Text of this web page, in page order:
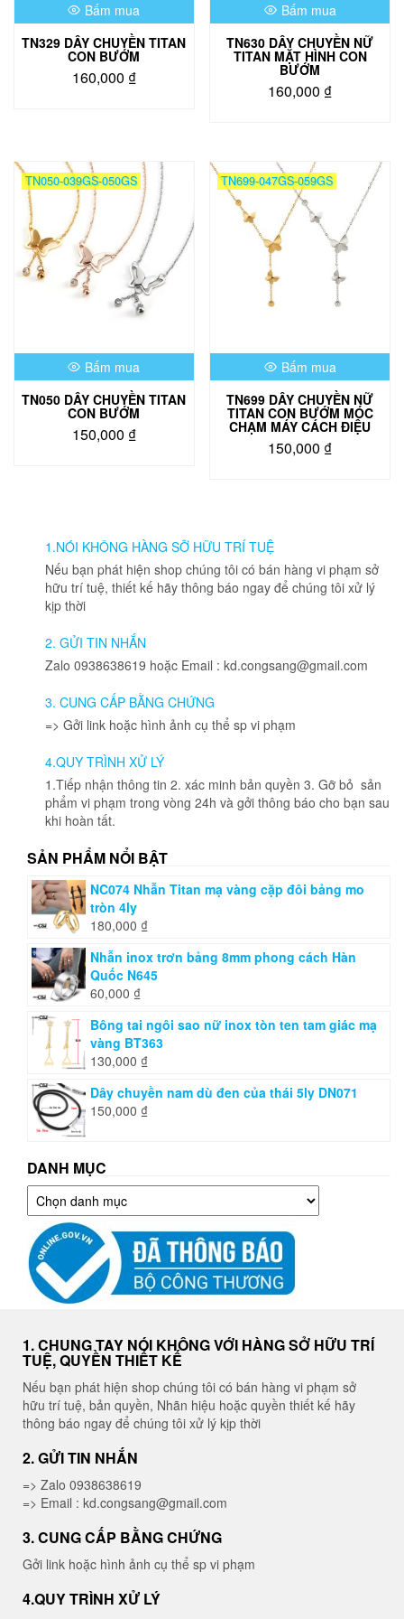
trang
sản
phẩm
trên
sản
phẩm
Bấm mua
TN329 DÂY CHUYỀN TITAN
CON BƯỚM
160,000 ₫
nhiều
biến
tùy
chọn
thể
được
trên
trang
sản
phẩm
Bấm mua
TN630 DÂY CHUYỀN NỮ
TITAN MẶT HÌNH CON
BƯỚM
160,000 ₫
có
nhiều
biến
thể.
chọn
trên
sản
phẩm
TN050-039GS-050GS
Bấm mua
TN050 DÂY CHUYỀN TITAN
CON BƯỚM
150,000 ₫
biến
thể.
Các
có
thể
chọn
trên
trang
phẩm
TN699-047GS-059GS
Bấm mua
TN699 DÂY CHUYỀN NỮ
TITAN CON BƯỚM MÓC
CHẠM MÁY CÁCH ĐIỆU
150,000 ₫
biến
thể.
Các
thể
phẩm
1.NÓI KHÔNG HÀNG SỠ HỮU TRÍ TUỆ
Nếu bạn phát hiện shop chúng tôi có bán hàng vi phạm sở
hữu trí tuệ, thiết kế hãy thông báo ngay để chúng tôi xử lý
kịp thời
2. GỬI TIN NHẮN
Zalo 0938638619 hoặc Email : kd.congsang@gmail.com
3. CUNG CẤP BẰNG CHỨNG
=> Gởi link hoặc hình ảnh cụ thể sp vi phạm
4.QUY TRÌNH XỬ LÝ
1.Tiếp nhận thông tin 2. xác minh bản quyền 3. Gỡ bỏ sản
phẩm vi phạm trong vòng 24h và gởi thông báo cho bạn sau
khi hoàn tất.
SẢN PHẨM NỔI BẬT
NC074 Nhẫn Titan mạ vàng cặp đôi bảng mo
tròn 4ly
180,000 ₫
Nhẫn inox trơn bảng 8mm phong cách Hàn
Quốc N645
60,000 ₫
Bông tai ngôi sao nữ inox tòn ten tam giác mạ
vàng BT363
130,000 ₫
Dây chuyền nam dù đen của thái 5ly DN071
150,000 ₫
DANH MỤC
Danh
mục
1. CHUNG TAY NÓI KHÔNG VỚI HÀNG SỞ HỮU TRÍ
TUỆ, QUYỀN THIẾT KẾ
Nếu bạn phát hiện shop chúng tôi có bán hàng vi phạm sở
hữu trí tuệ, bản quyền, Nhãn hiệu hoặc quyền thiết kế hãy
thông báo ngay để chúng tôi xử lý kịp thời
2. GỬI TIN NHẮN
=> Zalo 0938638619
=> Email : kd.congsang@gmail.com
3. CUNG CẤP BẰNG CHỨNG
Gởi link hoặc hình ảnh cụ thể sp vi phạm
4.QUY TRÌNH XỬ LÝ